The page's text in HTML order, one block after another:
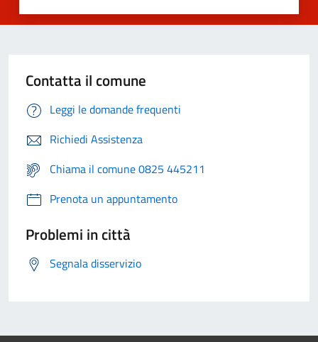
Contatta il comune
Leggi le domande frequenti
Richiedi Assistenza
Chiama il comune 0825 445211
Prenota un appuntamento
Problemi in città
Segnala disservizio